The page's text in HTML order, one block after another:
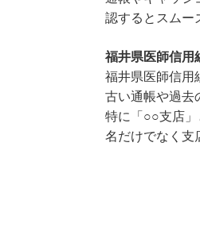
認するとスムー
福井県医師信用
福井県医師信用
古い通帳や過去
特に「○○支店
名だけでなく支